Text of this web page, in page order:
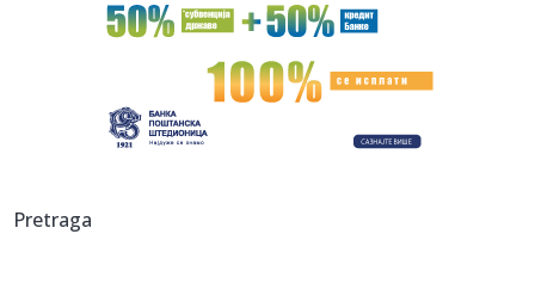
10:50:Izmena trasa gradskih autobusa zbog proslave Svetog
Pantelejmona
Svađe u Zvezdama Granda su iscenirane! Miša Mijatović
10:49:Muzej u Čereviću ne radi dve godine nakon renoviranja:
letnje...
Pretraga